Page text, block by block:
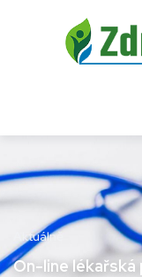
Aktuálně
On-line